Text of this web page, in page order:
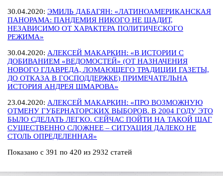
30.04.2020: ЭМИЛЬ ДАБАГЯН: «ЛАТИНОАМЕРИКАНСКАЯ
ПАНОРАМА: ПАНДЕМИЯ НИКОГО НЕ ЩАДИТ,
НЕЗАВИСИМО ОТ ХАРАКТЕРА ПОЛИТИЧЕСКОГО
РЕЖИМА»
30.04.2020: АЛЕКСЕЙ МАКАРКИН: «В ИСТОРИИ С
ДОБИВАНИЕМ «ВЕДОМОСТЕЙ» (ОТ НАЗНАЧЕНИЯ
НОВОГО ГЛАВРЕДА, ЛОМАЮЩЕГО ТРАДИЦИИ ГАЗЕТЫ,
ДО ОТКАЗА В ГОСПОДДЕРЖКЕ) ПРИМЕЧАТЕЛЬНА
ИСТОРИЯ АНДРЕЯ ШМАРОВА»
23.04.2020: АЛЕКСЕЙ МАКАРКИН: «ПРО ВОЗМОЖНУЮ
ОТМЕНУ ГУБЕРНАТОРСКИХ ВЫБОРОВ. В 2004 ГОДУ ЭТО
БЫЛО СДЕЛАТЬ ЛЕГКО. СЕЙЧАС ПОЙТИ НА ТАКОЙ ШАГ
СУЩЕСТВЕННО СЛОЖНЕЕ – СИТУАЦИЯ ДАЛЕКО НЕ
СТОЛЬ ОПРЕДЕЛЕННАЯ»
Показано с 391 по 420 из 2932 статей